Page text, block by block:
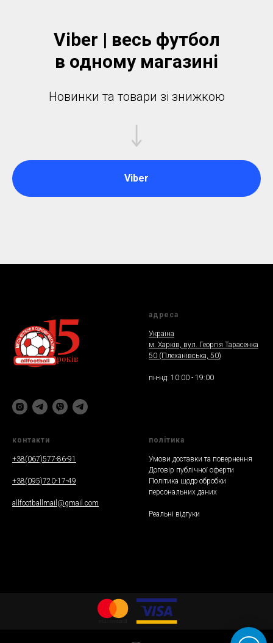
Viber | весь футбол
в одному магазинi
Новинки та товари зі знижкою
Viber
адреса
Україна
м. Харкiв, вул. Георгія Тарасенка
50 (Плеханiвська, 50)
пн-нд: 10:00 - 19:00
контакти
+38(067)577-86-91
+38(095)720-17-49
allfootballmail@gmail.com
полiтика
Умови доставки та повернення
Договір публічної оферти
Політика щодо обробки
персональних даних
Реальнi вiдгуки